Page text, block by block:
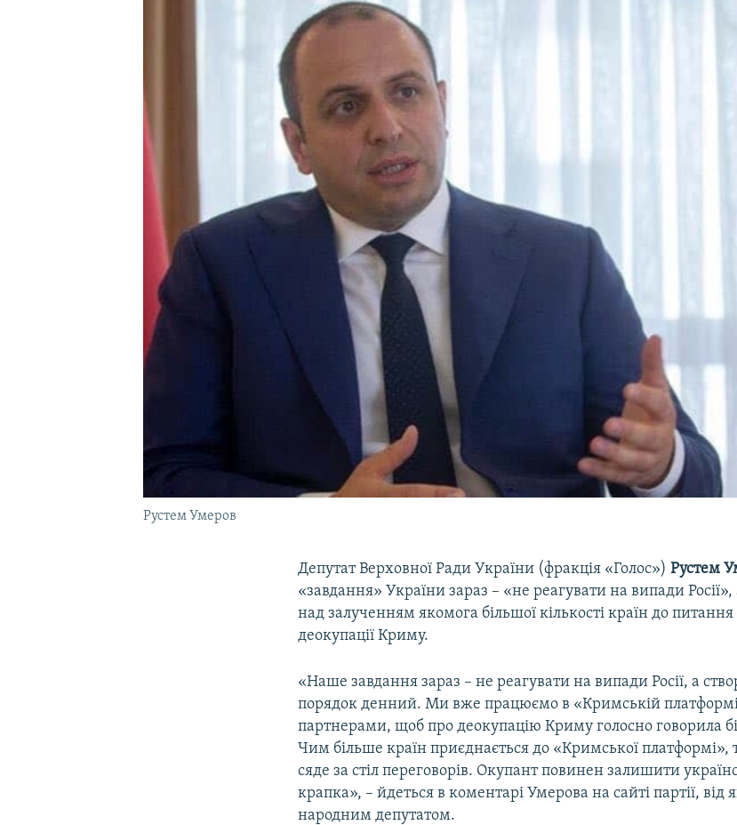
Рустем Умеров
Депутат Верховної Ради України (фракція «Голос») Рустем
«завдання» України зараз – «не реагувати на випади
над залученням якомога більшої кількості країн до
деокупації Криму.
«Наше завдання зараз – не реагувати на випади Росії, а
порядок денний. Ми вже працюємо в «Кримській
партнерами, щоб про деокупацію Криму голосно говорила
Чим більше країн приєднається до «Кримської
сяде за стіл переговорів. Окупант повинен залишити
крапка», – йдеться в коментарі Умерова на сайті партії, від
народним депутатом.